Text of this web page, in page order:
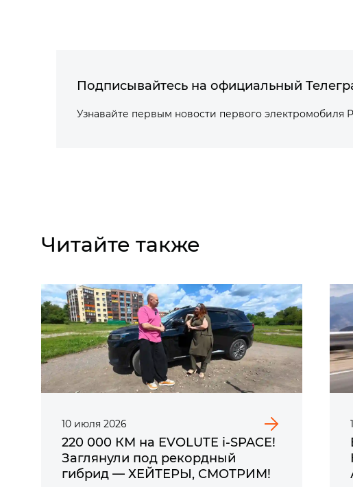
Подписывайтесь на официальный
Узнавайте первым новости первого электромобиля
Читайте также
10 июля 2026
220 000 КМ на EVOLUTE i‑SPACE!
Заглянули под рекордный
гибрид — ХЕЙТЕРЫ, СМОТРИМ!